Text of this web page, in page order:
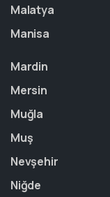
Malatya
Manisa
Mardin
Mersin
Muğla
Muş
Nevşehir
Niğde